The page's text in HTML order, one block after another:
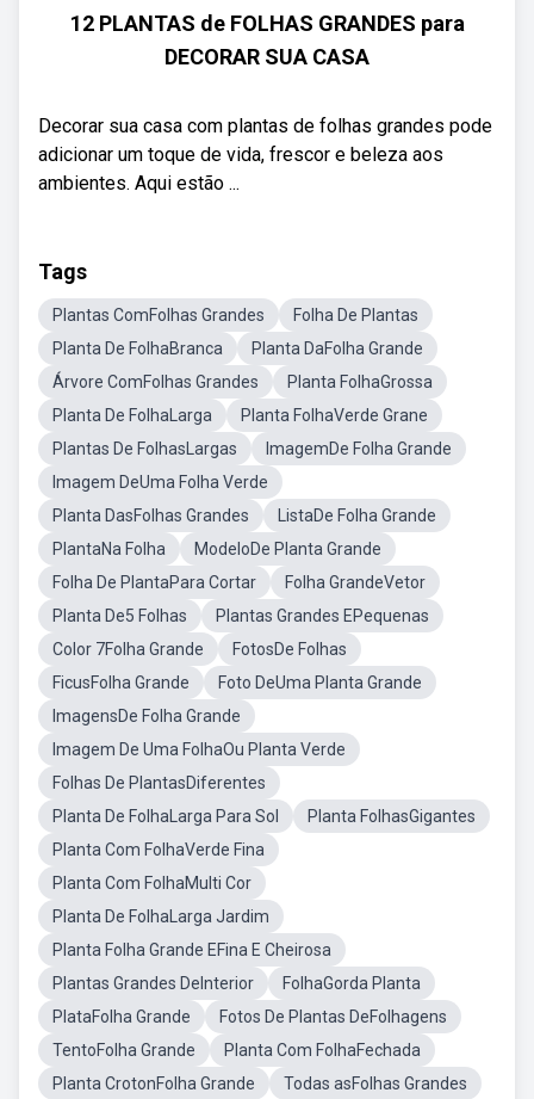
12 PLANTAS de FOLHAS GRANDES para
DECORAR SUA CASA
Decorar sua casa com plantas de folhas grandes pode
adicionar um toque de vida, frescor e beleza aos
ambientes. Aqui estão ...
Tags
Plantas ComFolhas Grandes
Folha De Plantas
Planta De FolhaBranca
Planta DaFolha Grande
Árvore ComFolhas Grandes
Planta FolhaGrossa
Planta De FolhaLarga
Planta FolhaVerde Grane
Plantas De FolhasLargas
ImagemDe Folha Grande
Imagem DeUma Folha Verde
Planta DasFolhas Grandes
ListaDe Folha Grande
PlantaNa Folha
ModeloDe Planta Grande
Folha De PlantaPara Cortar
Folha GrandeVetor
Planta De5 Folhas
Plantas Grandes EPequenas
Color 7Folha Grande
FotosDe Folhas
FicusFolha Grande
Foto DeUma Planta Grande
ImagensDe Folha Grande
Imagem De Uma FolhaOu Planta Verde
Folhas De PlantasDiferentes
Planta De FolhaLarga Para Sol
Planta FolhasGigantes
Planta Com FolhaVerde Fina
Planta Com FolhaMulti Cor
Planta De FolhaLarga Jardim
Planta Folha Grande EFina E Cheirosa
Plantas Grandes DeInterior
FolhaGorda Planta
PlataFolha Grande
Fotos De Plantas DeFolhagens
TentoFolha Grande
Planta Com FolhaFechada
Planta CrotonFolha Grande
Todas asFolhas Grandes